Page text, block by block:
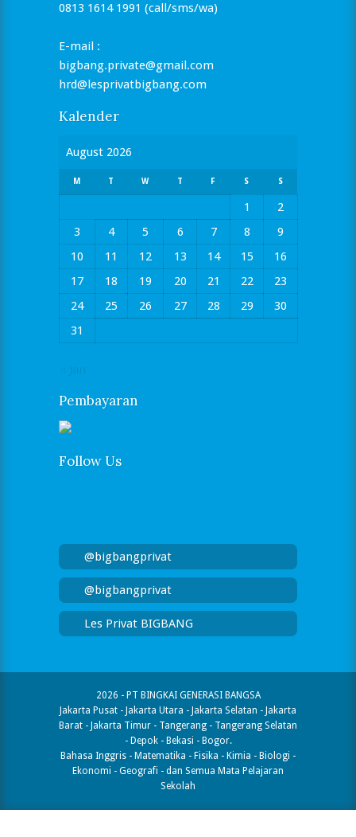
0813 1614 1991 (call/sms/wa)
E-mail :
bigbang.private@gmail.com
hrd@lesprivatbigbang.com
Kalender
August 2026
M T W T F S S
1
2
3
4 5 6 7 8
9
10
11 12 13 14 15
16
17
18 19 20 21 22
23
24
25 26 27 28 29
30
31
Pembayaran
Follow Us
@bigbangprivat
@bigbangprivat
Les Privat BIGBANG
2026 - PT BINGKAI GENERASI BANGSA
Jakarta Pusat - Jakarta Utara - Jakarta Selatan - Jakarta
Barat - Jakarta Timur - Tangerang - Tangerang Selatan
- Depok - Bekasi - Bogor.
Bahasa Inggris - Matematika - Fisika - Kimia - Biologi -
Ekonomi - Geografi​ - dan Semua Mata Pelajaran
Sekolah